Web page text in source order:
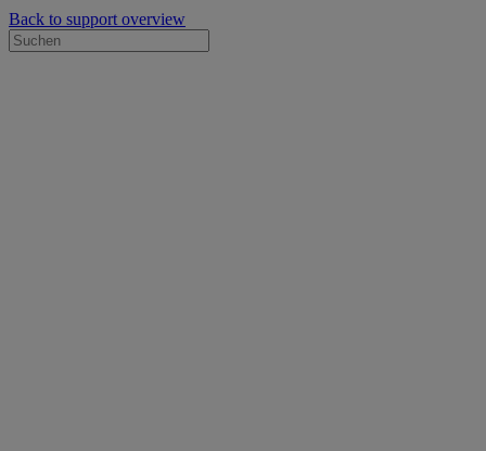
Back to support overview